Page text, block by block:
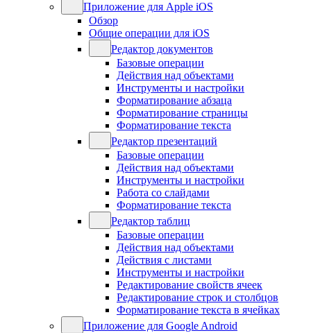
Приложение для Apple iOS
Обзор
Общие операции для iOS
Редактор документов
Базовые операции
Действия над объектами
Инструменты и настройки
Форматирование абзаца
Форматирование страницы
Форматирование текста
Редактор презентаций
Базовые операции
Действия над объектами
Инструменты и настройки
Работа со слайдами
Форматирование текста
Редактор таблиц
Базовые операции
Действия над объектами
Действия с листами
Инструменты и настройки
Редактирование свойств ячеек
Редактирование строк и столбцов
Форматирование текста в ячейках
Приложение для Google Android